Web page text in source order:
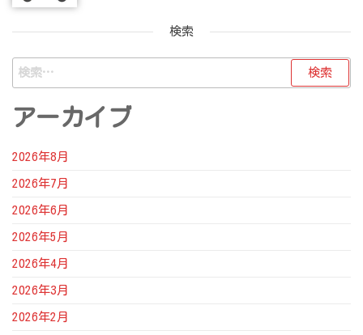
検索
検
索:
アーカイブ
2026年8月
2026年7月
2026年6月
2026年5月
2026年4月
2026年3月
2026年2月